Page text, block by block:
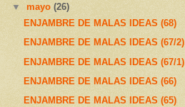
▼mayo(26)
ENJAMBRE DE MALAS IDEAS (68)
ENJAMBRE DE MALAS IDEAS (67/2)
ENJAMBRE DE MALAS IDEAS (67/1)
ENJAMBRE DE MALAS IDEAS (66)
ENJAMBRE DE MALAS IDEAS (65)